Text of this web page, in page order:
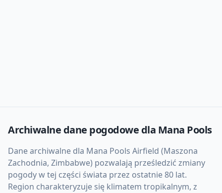
Archiwalne dane pogodowe dla Mana Pools
Dane archiwalne dla Mana Pools Airfield (Maszona
Zachodnia, Zimbabwe) pozwalają prześledzić zmiany
pogody w tej części świata przez ostatnie 80 lat.
Region charakteryzuje się klimatem tropikalnym, z